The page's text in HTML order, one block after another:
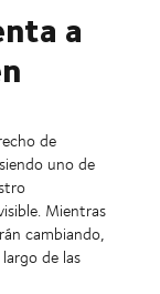
a
de
uno de
Mientras
cambiando,
de las